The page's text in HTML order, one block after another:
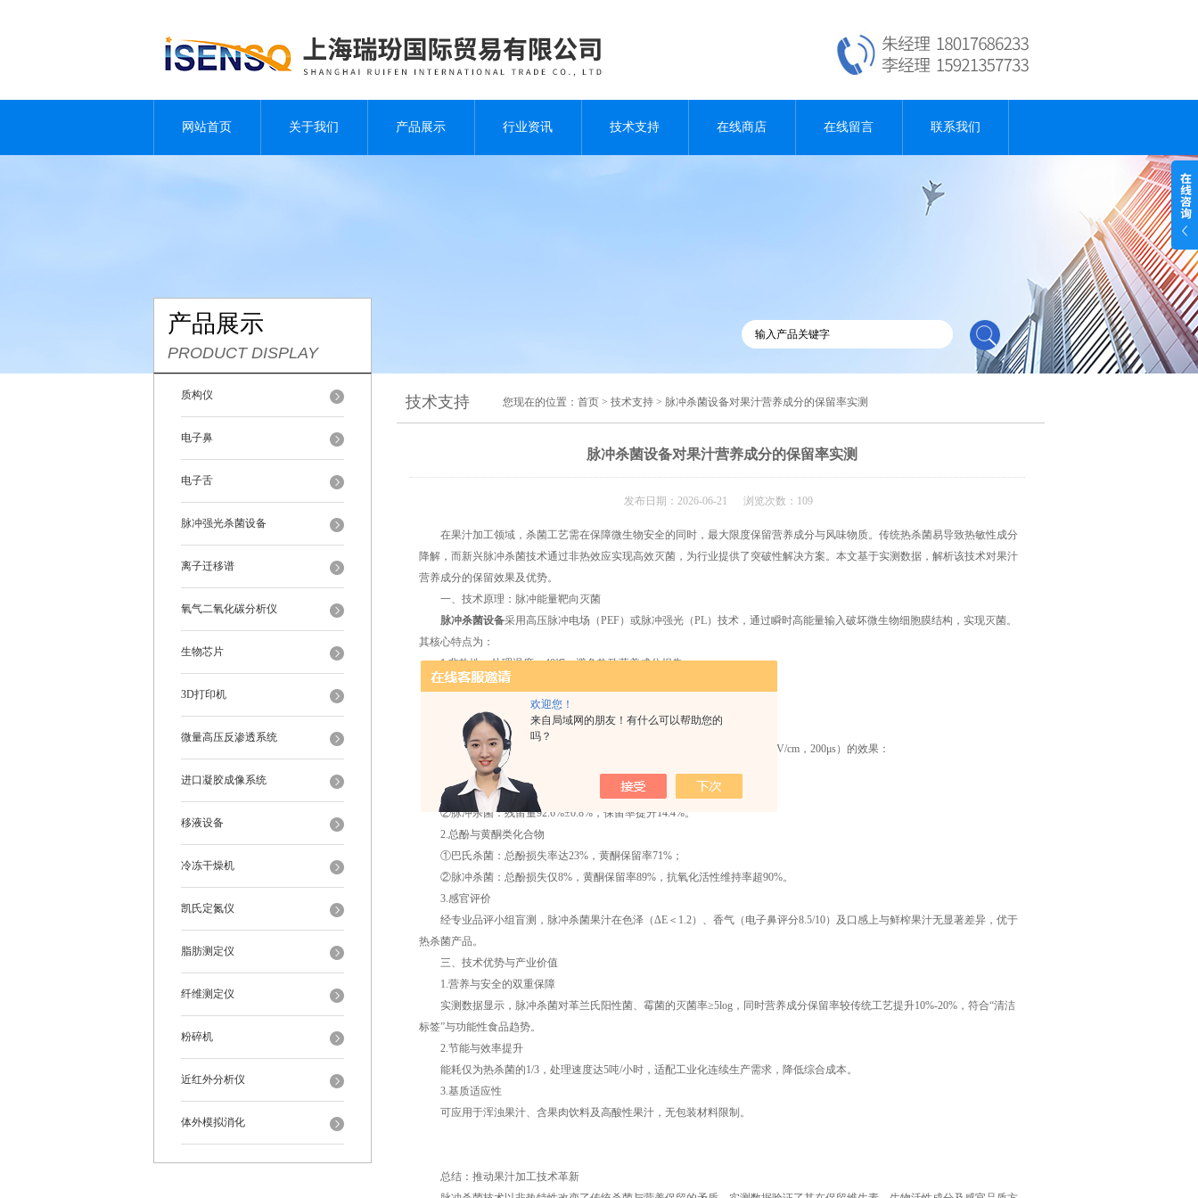
欢迎您！
来自局域网的朋友！有什么可以帮助您的
吗？
网站首页 关于我们 产品展示 行业资讯 技术支持 在线商店 在线留言 联系我们
产品展示
PRODUCT DISPLAY
质构仪
电子鼻
电子舌
脉冲强光杀菌设备
离子迁移谱
氧气二氧化碳分析仪
生物芯片
3D打印机
微量高压反渗透系统
进口凝胶成像系统
移液设备
冷冻干燥机
凯氏定氮仪
脂肪测定仪
纤维测定仪
粉碎机
近红外分析仪
体外模拟消化
技术支持 您现在的位置： 首页 > 技术支持 > 脉冲杀菌设备对果汁营养成分的保留率实测
脉冲杀菌设备对果汁营养成分的保留率实测
发布日期：2026-06-21 浏览次数：109
在果汁加工领域，杀菌工艺需在保障微生物安全的同时，最大限度保留营养成分与风味物质。传统热杀菌易导致热敏性成分
降解，而新兴脉冲杀菌技术通过非热效应实现高效灭菌，为行业提供了突破性解决方案。本文基于实测数据，解析该技术对果汁
营养成分的保留效果及优势。
一、技术原理：脉冲能量靶向灭菌
脉冲杀菌设备采用高压脉冲电场（PEF）或脉冲强光（PL）技术，通过瞬时高能量输入破坏微生物细胞膜结构，实现灭菌。
其核心特点为：
1.非热性：处理温度＜40℃，避免热致营养成分损失；
2.瞬时性：作用时间仅微秒级，降低对基质的持续影响；
3.穿透性：能量可均匀传递至液态基质内部，没有死角杀菌。
二、营养成分保留率实测分析
以橙汁为样本，对比传统巴氏杀菌（95℃，15秒）与脉冲电场杀菌（30kV/cm，200μs）的效果：
1.维生素C保留率
①巴氏杀菌：残留量78.2%±1.5%（初始值100%）；
②脉冲杀菌：残留量92.6%±0.8%，保留率提升14.4%。
2.总酚与黄酮类化合物
①巴氏杀菌：总酚损失率达23%，黄酮保留率71%；
②脉冲杀菌：总酚损失仅8%，黄酮保留率89%，抗氧化活性维持率超90%。
3.感官评价
经专业品评小组盲测，脉冲杀菌果汁在色泽（ΔE＜1.2）、香气（电子鼻评分8.5/10）及口感上与鲜榨果汁无显著差异，优于
热杀菌产品。
三、技术优势与产业价值
1.营养与安全的双重保障
实测数据显示，脉冲杀菌对革兰氏阳性菌、霉菌的灭菌率≥5log，同时营养成分保留率较传统工艺提升10%-20%，符合“清洁
标签”与功能性食品趋势。
2.节能与效率提升
能耗仅为热杀菌的1/3，处理速度达5吨/小时，适配工业化连续生产需求，降低综合成本。
3.基质适应性
可应用于浑浊果汁、含果肉饮料及高酸性果汁，无包装材料限制。
总结：推动果汁加工技术革新